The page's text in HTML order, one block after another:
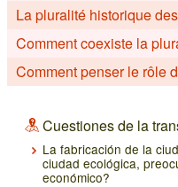
La pluralité historique
Comment coexiste la
Comment penser le rôle
Cuestiones de la
La fabricación de la
ciudad ecológica,
económico?